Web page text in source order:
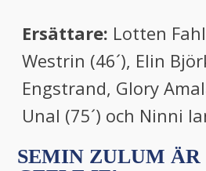
Ersättare: Lotten
Westrin (46´), Elin
Engstrand, Glory
Unal (75´) och Ninni
SEMIN ZULUM